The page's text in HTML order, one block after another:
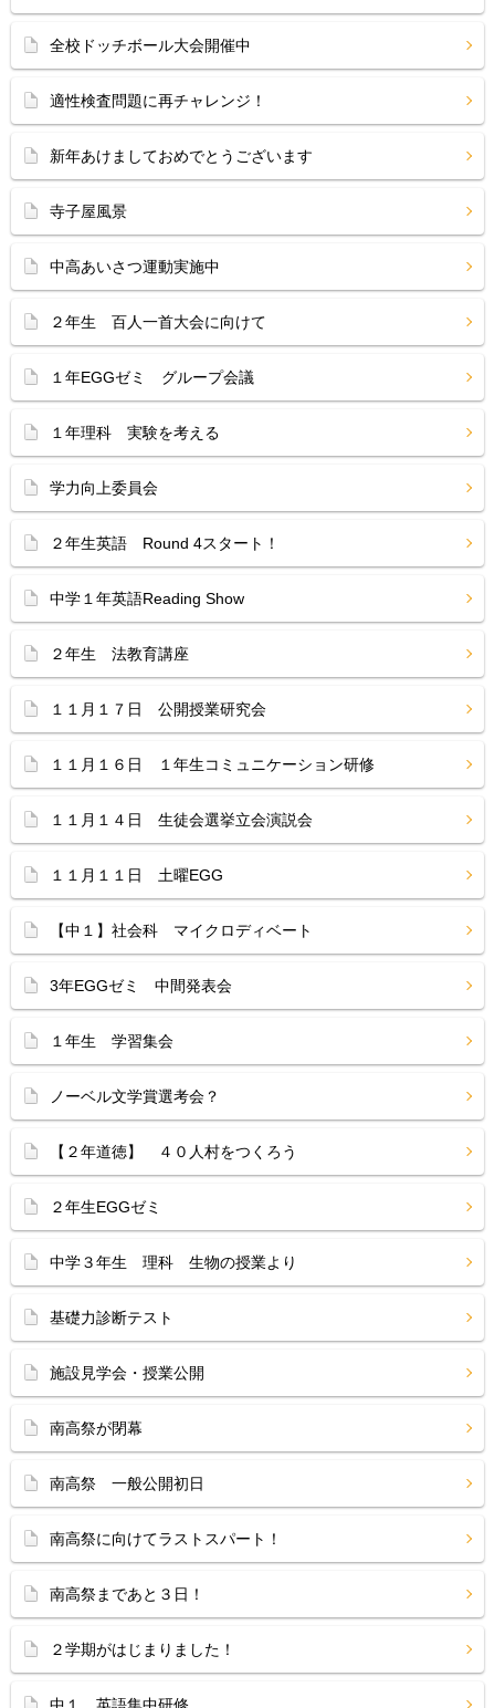
全校ドッチボール大会開催中
適性検査問題に再チャレンジ！
新年あけましておめでとうございます
寺子屋風景
中高あいさつ運動実施中
２年生 百人一首大会に向けて
１年EGGゼミ グループ会議
１年理科 実験を考える
学力向上委員会
２年生英語 Round 4スタート！
中学１年英語Reading Show
２年生 法教育講座
１１月１７日 公開授業研究会
１１月１６日 １年生コミュニケーション研修
１１月１４日 生徒会選挙立会演説会
１１月１１日 土曜EGG
【中１】社会科 マイクロディベート
3年EGGゼミ 中間発表会
１年生 学習集会
ノーベル文学賞選考会？
【２年道徳】 ４０人村をつくろう
２年生EGGゼミ
中学３年生 理科 生物の授業より
基礎力診断テスト
施設見学会・授業公開
南高祭が閉幕
南高祭 一般公開初日
南高祭に向けてラストスパート！
南高祭まであと３日！
２学期がはじまりました！